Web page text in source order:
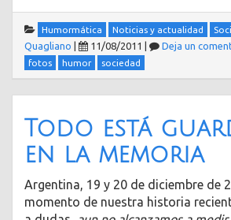
Humormática Noticias y actualidad
Quagliano
11/08/2011 Deja un
fotos
humor sociedad
Todo está
en la memoria
Argentina, 19 y 20 de diciembre de
momento de nuestra historia